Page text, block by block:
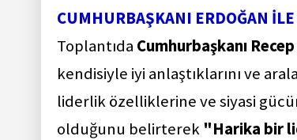
CUMHURBAŞKANI ERDOĞAN
Toplantıda Cumhurbaşkanı
kendisiyle iyi anlaştıklarını ve
liderlik özelliklerine ve siyasi
olduğunu belirterek "Harika bir